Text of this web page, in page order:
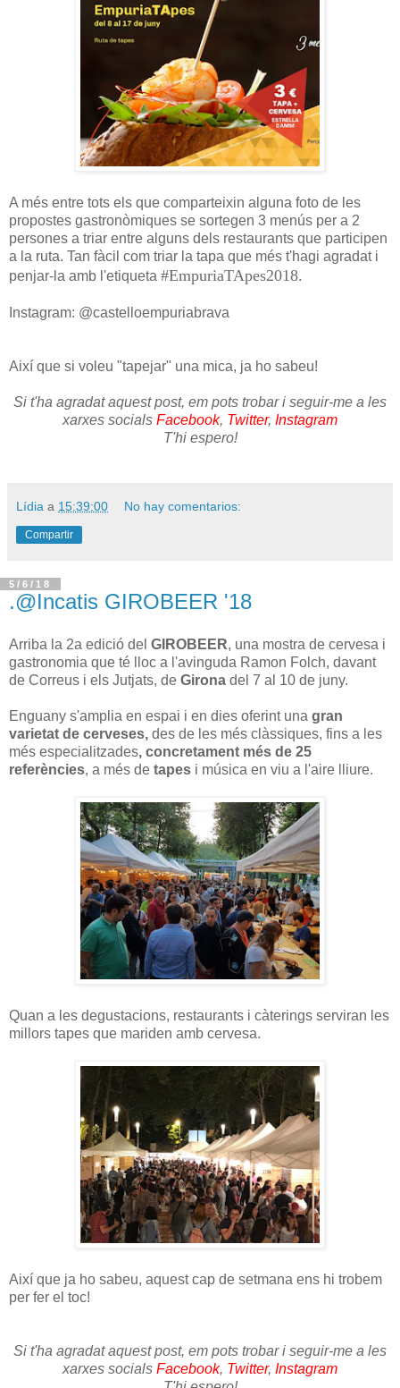
A més entre tots els que comparteixin alguna foto de les
propostes gastronòmiques se sortegen 3 menús per a 2
persones a triar entre alguns dels restaurants que participen
a la ruta. Tan fàcil com triar la tapa que més t'hagi agradat i
penjar-la amb l'etiqueta #EmpuriaTApes2018.
Instagram: @castelloempuriabrava
Així que si voleu "tapejar" una mica, ja ho sabeu!
Si t'ha agradat aquest post, em pots trobar i seguir-me a les
xarxes socials Facebook, Twitter, Instagram
T'hi espero!
Lídia a 15:39:00 No hay comentarios:
Compartir
5/6/18
.@Incatis GIROBEER '18
Arriba la 2a edició del GIROBEER, una mostra de cervesa i
gastronomia que té lloc a l'avinguda Ramon Folch, davant
de Correus i els Jutjats, de Girona del 7 al 10 de juny.
Enguany s'amplia en espai i en dies oferint una gran
varietat de cerveses, des de les més clàssiques, fins a les
més especialitzades, concretament més de 25
referències, a més de tapes i música en viu a l'aire lliure.
Quan a les degustacions, restaurants i càterings serviran les
millors tapes que mariden amb cervesa.
Així que ja ho sabeu, aquest cap de setmana ens hi trobem
per fer el toc!
Si t'ha agradat aquest post, em pots trobar i seguir-me a les
xarxes socials Facebook, Twitter, Instagram